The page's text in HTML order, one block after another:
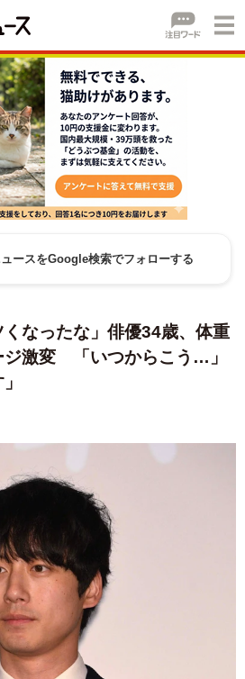
ュースをGoogle検索でフォローする
くなったな」俳優34歳、体重
ジ激変 「いつからこう…」